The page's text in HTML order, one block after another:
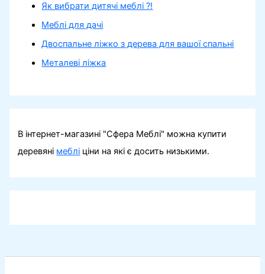
Як вибрати дитячі меблі ?!
Меблі для дачі
Двоспальне ліжко з дерева для вашої спальні
Металеві ліжка
В інтернет-магазині "Сфера Меблі" можна купити
деревяні меблі ціни на які є досить низькими.